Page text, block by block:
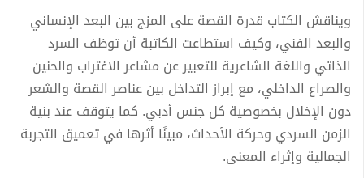
ويناقش الكتاب قدرة القصة على المزج بين البعد الإنساني
والبعد الفني، وكيف استطاعت الكاتبة أن توظف السرد
الذاتي واللغة الشاعرية للتعبير عن مشاعر الاغتراب والحنين
والصراع الداخلي، مع إبراز التداخل بين عناصر القصة والشعر
دون الإخلال بخصوصية كل جنس أدبي. كما يتوقف عند بنية
الزمن السردي وحركة الأحداث، مبينًا أثرها في تعميق التجربة
الجمالية وإثراء المعنى.